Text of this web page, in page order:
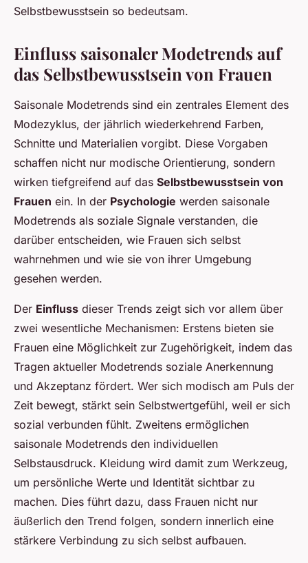
Selbstbewusstsein so bedeutsam.
Einfluss saisonaler Modetrends auf
das Selbstbewusstsein von Frauen
Saisonale Modetrends sind ein zentrales Element des
Modezyklus, der jährlich wiederkehrend Farben,
Schnitte und Materialien vorgibt. Diese Vorgaben
schaffen nicht nur modische Orientierung, sondern
wirken tiefgreifend auf das Selbstbewusstsein von
Frauen ein. In der Psychologie werden saisonale
Modetrends als soziale Signale verstanden, die
darüber entscheiden, wie Frauen sich selbst
wahrnehmen und wie sie von ihrer Umgebung
gesehen werden.
Der Einfluss dieser Trends zeigt sich vor allem über
zwei wesentliche Mechanismen: Erstens bieten sie
Frauen eine Möglichkeit zur Zugehörigkeit, indem das
Tragen aktueller Modetrends soziale Anerkennung
und Akzeptanz fördert. Wer sich modisch am Puls der
Zeit bewegt, stärkt sein Selbstwertgefühl, weil er sich
sozial verbunden fühlt. Zweitens ermöglichen
saisonale Modetrends den individuellen
Selbstausdruck. Kleidung wird damit zum Werkzeug,
um persönliche Werte und Identität sichtbar zu
machen. Dies führt dazu, dass Frauen nicht nur
äußerlich den Trend folgen, sondern innerlich eine
stärkere Verbindung zu sich selbst aufbauen.